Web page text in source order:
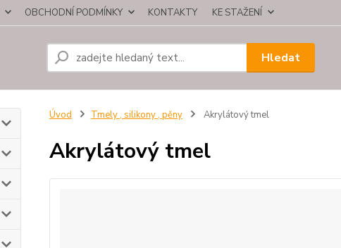
OBCHODNÍ PODMÍNKY KONTAKTY KE STAŽENÍ
Hledat
Úvod Tmely , silikony , pěny Akrylátový tmel
Akrylátový tmel